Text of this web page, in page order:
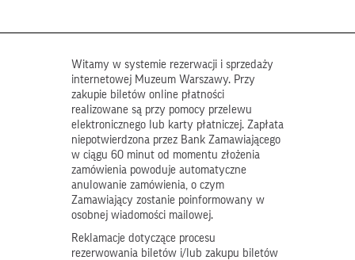
Witamy w systemie rezerwacji i sprzedaży
internetowej Muzeum Warszawy. Przy
zakupie biletów online płatności
realizowane są przy pomocy przelewu
elektronicznego lub karty płatniczej. Zapłata
niepotwierdzona przez Bank Zamawiającego
w ciągu 60 minut od momentu złożenia
zamówienia powoduje automatyczne
anulowanie zamówienia, o czym
Zamawiający zostanie poinformowany w
osobnej wiadomości mailowej.
Reklamacje dotyczące procesu
rezerwowania biletów i/lub zakupu biletów